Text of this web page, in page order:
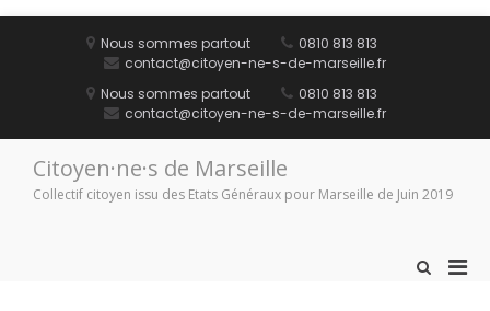
Nous sommes partout
0810 813 813
contact@citoyen-ne-s-de-marseille.fr
Nous sommes partout
0810 813 813
contact@citoyen-ne-s-de-marseille.fr
Citoyen·ne·s de Marseille
Collectif citoyen issu des Etats Généraux pour Marseille de Juin 2019
Afficher